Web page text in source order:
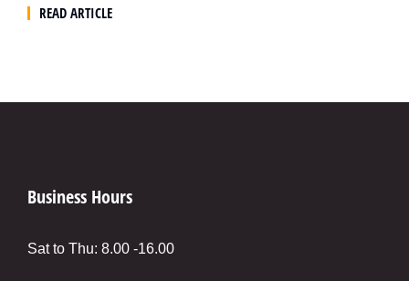
READ ARTICLE
Business Hours
Sat to Thu: 8.00 -16.00